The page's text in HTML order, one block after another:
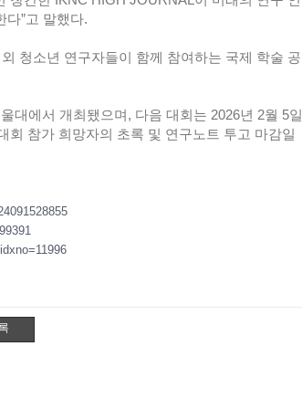
”고 말했다.
청소년 연구자들이 함께 참여하는 국제 학술 공
대에서 개최됐으며, 다음 대회는 2026년 2월 5일
회 참가 희망자의 초록 및 연구노트 투고 마감일